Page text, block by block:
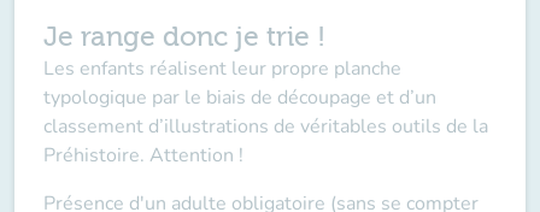
Je range donc je trie !
Les enfants réalisent leur propre planche
typologique par le biais de découpage et d’un
classement d’illustrations de véritables outils de la
Préhistoire. Attention !
Présence d'un adulte obligatoire (sans se compter